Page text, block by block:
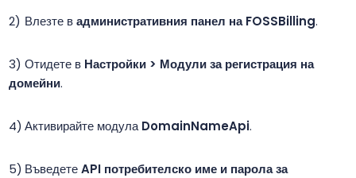
Влезте вадминистративния панел на FOSSBilling.
Отидете в Настройки > Модули за регистрация на
домейни.
Активирайте модулаDomainNameApi.
ВъведетеAPI потребителско име и парола за